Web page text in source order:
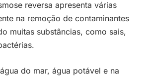
reversa apresenta várias
na remoção de contaminantes
muitas substâncias, como sais,
do mar, água potável e na